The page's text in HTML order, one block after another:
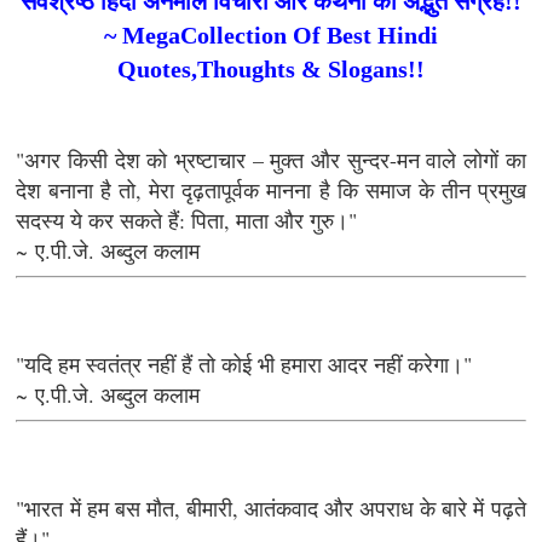
~ MegaCollection Of Best Hindi
Quotes,Thoughts & Slogans!!
"अगर किसी देश को भ्रष्टाचार – मुक्त और सुन्दर-मन वाले लोगों का
देश बनाना है तो, मेरा दृढ़तापूर्वक मानना है कि समाज के तीन प्रमुख
सदस्य ये कर सकते हैं: पिता, माता और गुरु।"
~ ए.पी.जे. अब्दुल कलाम
"यदि हम स्वतंत्र नहीं हैं तो कोई भी हमारा आदर नहीं करेगा।"
~ ए.पी.जे. अब्दुल कलाम
"भारत में हम बस मौत, बीमारी, आतंकवाद और अपराध के बारे में पढ़ते